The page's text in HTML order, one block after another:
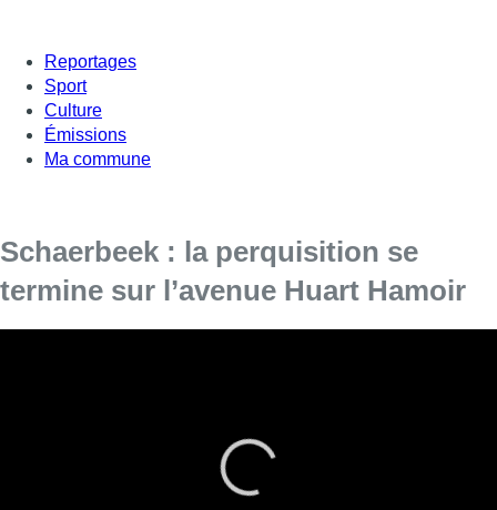
Reportages
Sport
Culture
Émissions
Ma commune
Schaerbeek : la perquisition se
termine sur l’avenue Huart Hamoir
C’est un immeuble jaune d’une vingtaine d’appartement qui se
trouve face au parc du hamoir.